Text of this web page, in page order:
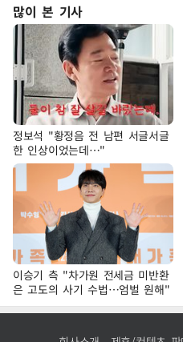
많이 본 기사
정보석 "황정음 전 남편 서글서글
한 인상이었는데…"
이승기 측 "차가원 전세금 미반환
은 고도의 사기 수법…엄벌 원해"